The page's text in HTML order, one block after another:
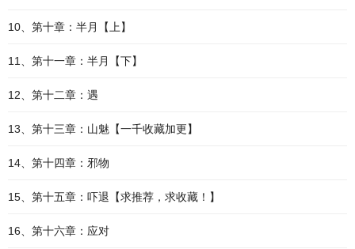
10、第十章：半月【上】
11、第十一章：半月【下】
12、第十二章：遇
13、第十三章：山魅【一千收藏加更】
14、第十四章：邪物
15、第十五章：吓退【求推荐，求收藏！】
16、第十六章：应对